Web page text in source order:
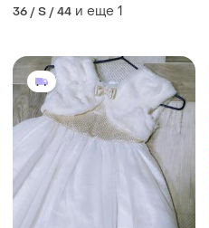
36 / S / 44 и еще 1